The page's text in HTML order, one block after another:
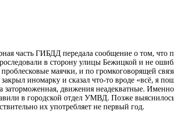
часть ГИБДД передала сообщение о том,
в сторону улицы Бежицкой и не
маячки, и по громкоговорящей
иномарку и сказал что-то вроде «всё, я
движения неадекватные.
в городской отдел УМВД. Позже
их употребляет не первый год.